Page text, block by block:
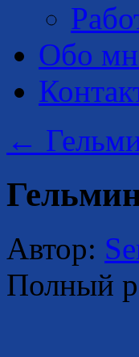
Обо
←
Автор:
Полный